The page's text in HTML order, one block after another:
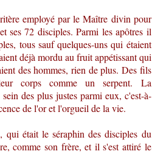
employé par le Maître divin pour
ses 72 disciples. Parmi les apôtres il
tous sauf quelques-uns qui étaient
déjà mordu au fruit appétissant qui
des hommes, rien de plus. Des fils
corps comme un serpent. La
des plus justes parmi eux, c'est-à-
de l'or et l'orgueil de la vie.
qui était le séraphin des disciples du
comme son frère, et il s'est attiré le